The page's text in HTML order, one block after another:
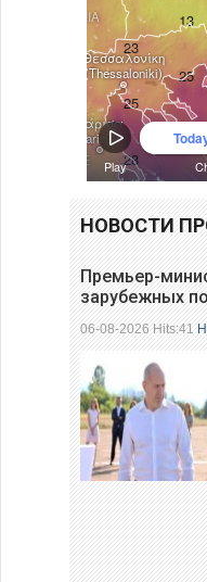
НОВОСТИ
Премьер-
зарубежных
06-08-2026 Hits:41